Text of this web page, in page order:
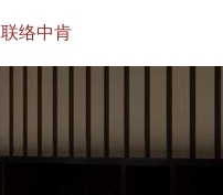
联络中肯